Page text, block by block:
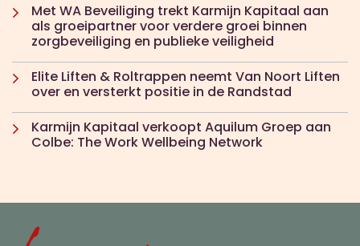
Met WA Beveiliging trekt Karmijn Kapitaal aan
als groeipartner voor verdere groei binnen
zorgbeveiliging en publieke veiligheid
Elite Liften & Roltrappen neemt Van Noort Liften
over en versterkt positie in de Randstad
Karmijn Kapitaal verkoopt Aquilum Groep aan
Colbe: The Work Wellbeing Network